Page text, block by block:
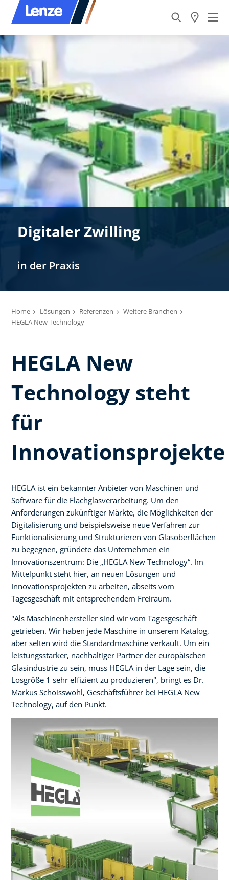
Digitaler Zwilling
in der Praxis
Home Lösungen Referenzen
Weitere Branchen
HEGLA New Technology
HEGLA New
Technology steht
für
Innovationsprojekte
HEGLA ist ein bekannter Anbieter von Maschinen und
Software für die Flachglasverarbeitung. Um den
Anforderungen zukünftiger Märkte, die Möglichkeiten der
Digitalisierung und beispielsweise neue Verfahren zur
Funktionalisierung und Strukturieren von Glasoberflächen
zu begegnen, gründete das Unternehmen ein
Innovationszentrum: Die „HEGLA New Technology“. Im
Mittelpunkt steht hier, an neuen Lösungen und
Innovationsprojekten zu arbeiten, abseits vom
Tagesgeschäft mit entsprechendem Freiraum.
"Als Maschinenhersteller sind wir vom Tagesgeschäft
getrieben. Wir haben jede Maschine in unserem Katalog,
aber selten wird die Standardmaschine verkauft. Um ein
leistungsstarker, nachhaltiger Partner der europäischen
Glasindustrie zu sein, muss HEGLA in der Lage sein, die
Losgröße 1 sehr effizient zu produzieren", bringt es Dr.
Markus Schoisswohl, Geschäftsführer bei HEGLA New
Technology, auf den Punkt.